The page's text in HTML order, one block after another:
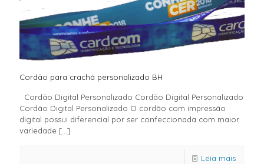
Cordão para crachá personalizado BH
Cordão Digital Personalizado Cordão Digital Personalizado
Cordão Digital Personalizado O cordão com impressão
digital possui diferencial por ser confeccionada com maior
variedade […]
Leia mais